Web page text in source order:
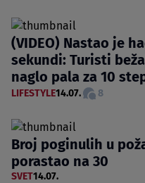
(VIDEO) Nastao je
sekundi: Turisti
naglo pala za 10
LIFESTYLE14.07. 8
Broj poginulih u
porastao na 30
SVET14.07.